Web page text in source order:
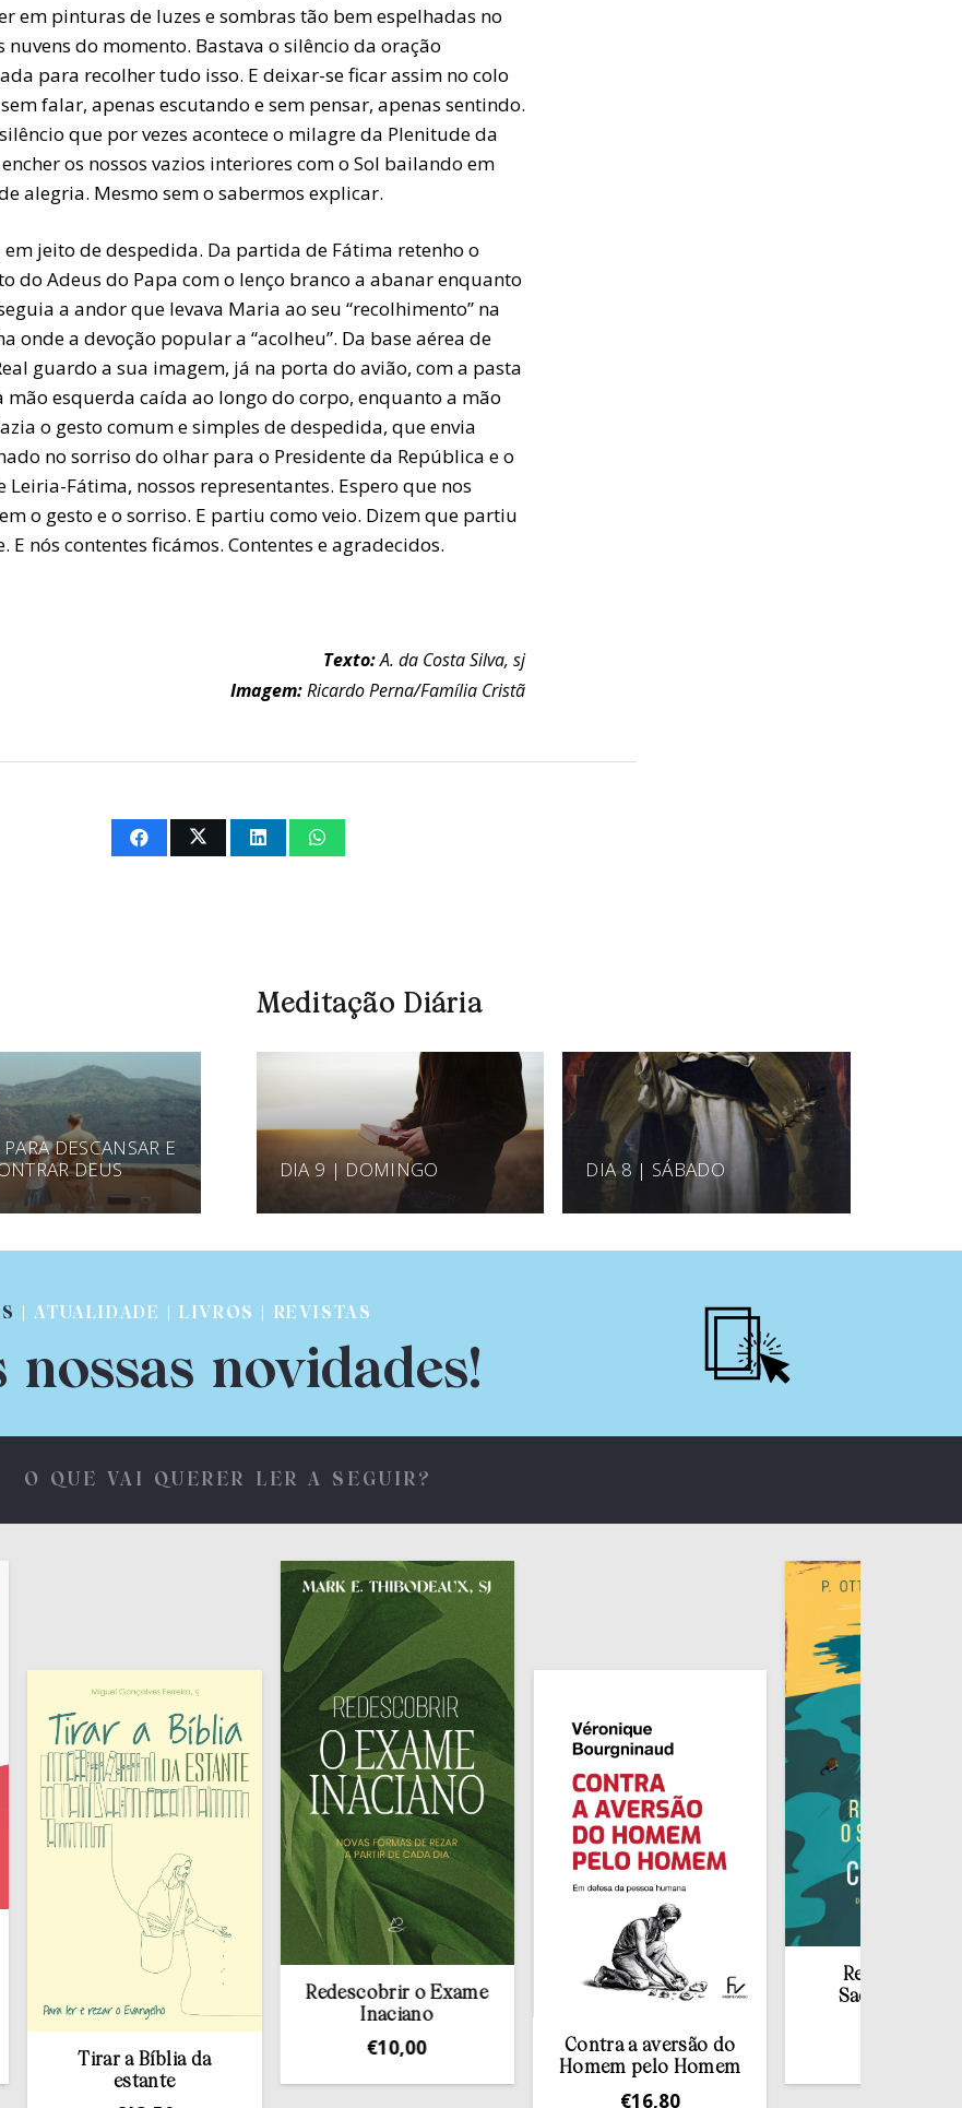
em pinturas de luzes e sombras tão bem espelhadas no
nuvens do momento. Bastava o silêncio da oração
para recolher tudo isso. E deixar-se ficar assim no colo
falar, apenas escutando e sem pensar, apenas sentindo.
silêncio que por vezes acontece o milagre da Plenitude da
os nossos vazios interiores com o Sol bailando em
alegria. Mesmo sem o sabermos explicar.
jeito de despedida. Da partida de Fátima retenho o
do Adeus do Papa com o lenço branco a abanar enquanto
a andor que levava Maria ao seu “recolhimento” na
onde a devoção popular a “acolheu”. Da base aérea de
guardo a sua imagem, já na porta do avião, com a pasta
mão esquerda caída ao longo do corpo, enquanto a mão
o gesto comum e simples de despedida, que envia
no sorriso do olhar para o Presidente da República e o
Leiria-Fátima, nossos representantes. Espero que nos
o gesto e o sorriso. E partiu como veio. Dizem que partiu
E nós contentes ficámos. Contentes e agradecidos.
Texto:A. da Costa Silva, sj
Imagem:Ricardo Perna/Família Cristã
DESCANSAR E
DEUS
Meditação Diária
DIA 9 | DOMINGO DIA 8 | SÁBADO
| ATUALIDADE | LIVROS | REVISTAS
nossas novidades!
O QUE VAI QUERER LER A SEGUIR?
Tirar a Bíblia da
estante
Redescobrir o Exame
Inaciano
Contra a aversão do
Homem pelo Homem
Redescobrir o
Sacramento da